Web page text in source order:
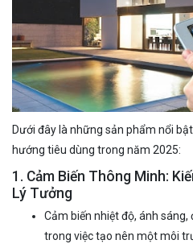
Dưới đây là những sản phẩm nổi
hướng tiêu dùng trong năm 2025:
1. Cảm Biến Thông Minh:
Lý Tưởng
Cảm biến nhiệt độ, ánh
trong việc tạo nên một môi